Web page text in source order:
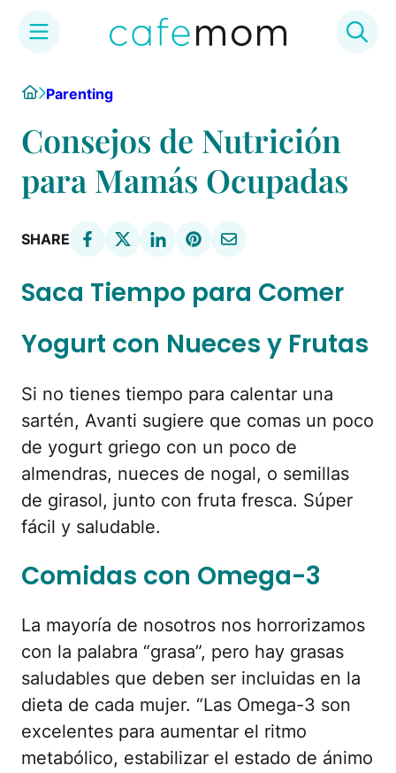
content
HomeParenting
Consejos de Nutrición
para Mamás Ocupadas
SHARE
Saca Tiempo para Comer
Yogurt con Nueces y Frutas
Si no tienes tiempo para calentar una
sartén, Avanti sugiere que comas un poco
de yogurt griego con un poco de
almendras, nueces de nogal, o semillas
de girasol, junto con fruta fresca. Súper
fácil y saludable.
Comidas con Omega-3
La mayoría de nosotros nos horrorizamos
con la palabra “grasa”, pero hay grasas
saludables que deben ser incluidas en la
dieta de cada mujer. “Las Omega-3 son
excelentes para aumentar el ritmo
metabólico, estabilizar el estado de ánimo